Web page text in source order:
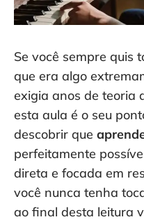
Se você sempre quis
que era algo
exigia anos de teoria
esta aula é o seu
descobrir que
perfeitamente
direta e focada em
você nunca tenha
ao final desta leitura